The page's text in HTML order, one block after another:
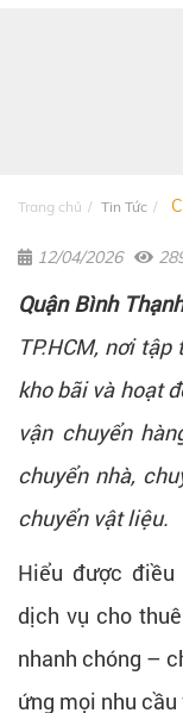
Trang chủ Tin Tức
12/04/2026
Quận Bình Thạnh
TP.HCM, nơi
kho bãi và hoạt
vận chuyển
chuyển nhà,
chuyển vật liệu.
Hiểu được điều
dịch vụ cho thuê
nhanh chóng –
ứng mọi nhu